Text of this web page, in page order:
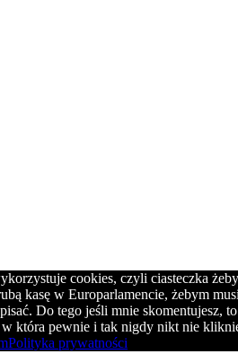
cookies, czyli ciasteczka
kasę w Europarlamencie, żebym
Do tego jeśli mnie
która pewnie i tak nigdy nikt nie
Polityka prywatności